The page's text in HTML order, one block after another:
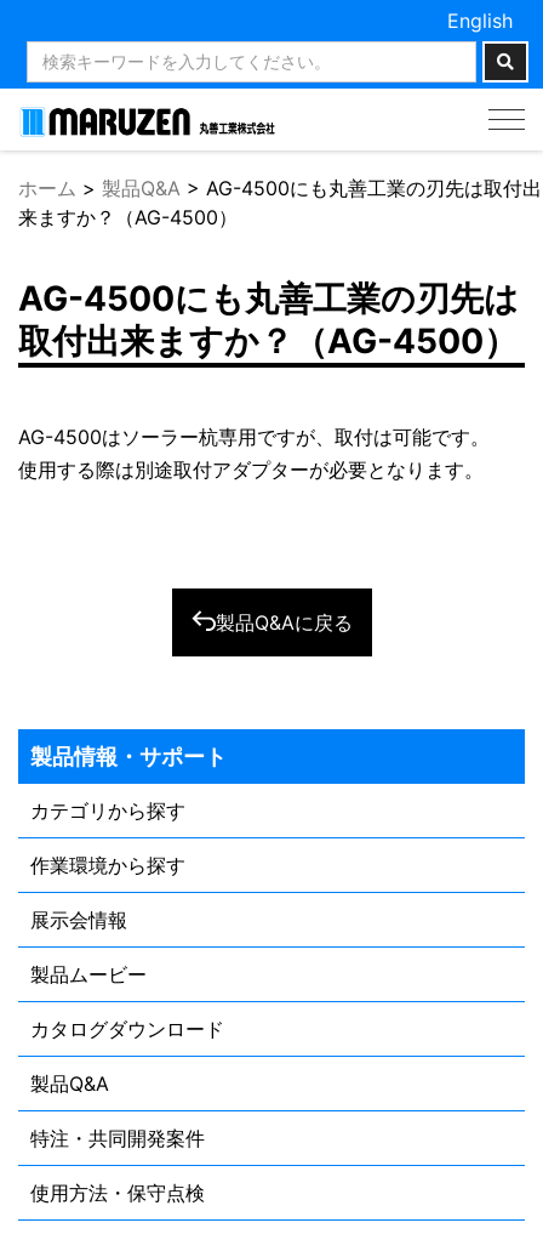
English
ホーム > 製品Q&A > AG-4500にも丸善工業の刃先は取付出
来ますか？（AG-4500）
AG-4500にも丸善工業の刃先は
取付出来ますか？（AG-4500）
AG-4500はソーラー杭専用ですが、取付は可能です。
使用する際は別途取付アダプターが必要となります。
製品Q&Aに戻る
製品情報・サポート
カテゴリから探す
作業環境から探す
展示会情報
製品ムービー
カタログダウンロード
製品Q&A
特注・共同開発案件
使用方法・保守点検